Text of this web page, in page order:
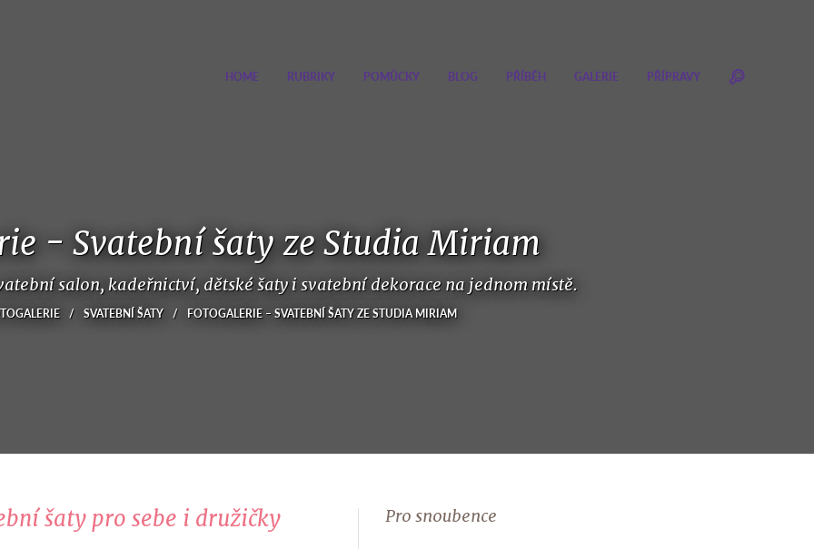
HOME RUBRIKY POMŮCKY BLOG PŘÍBĚH GALERIE PŘÍPRAVY
- Svatební šaty ze Studia Miriam
salon, kadeřnictví, dětské šaty i svatební dekorace na jednom místě.
/ SVATEBNÍ ŠATY / FOTOGALERIE – SVATEBNÍ ŠATY ZE STUDIA MIRIAM
šaty pro sebe i družičky Pro snoubence